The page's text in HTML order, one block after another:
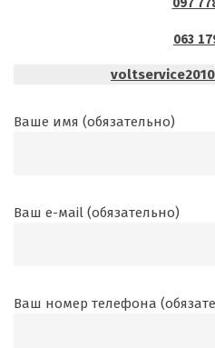
063
Ваше имя (обязательно)
Ваш е-маil (обязательно)
Ваш номер телефона